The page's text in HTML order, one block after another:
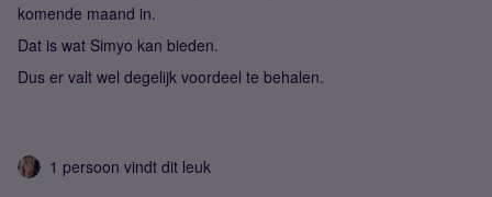
komende maand in.
Dat is wat Simyo kan bieden.
Dus er valt wel degelijk voordeel te behalen.
1 persoon vindt dit leuk